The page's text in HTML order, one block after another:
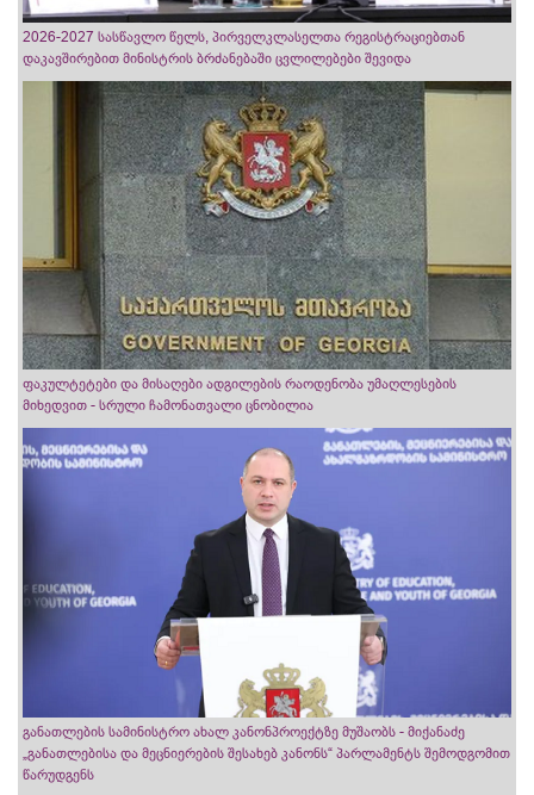
2026-2027 სასწავლო წელს, პირველკლასელთა რეგისტრაციებთან
დაკავშირებით მინისტრის ბრძანებაში ცვლილებები შევიდა
ფაკულტეტები და მისაღები ადგილების რაოდენობა უმაღლესების
მიხედვით - სრული ჩამონათვალი ცნობილია
განათლების სამინისტრო ახალ კანონპროექტზე მუშაობს - მიქანაძე
„განათლებისა და მეცნიერების შესახებ კანონს“ პარლამენტს შემოდგომით
წარუდგენს